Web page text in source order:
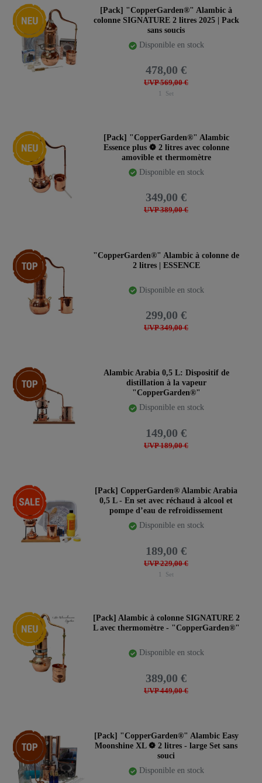
Nouveauté
[Pack] "CopperGarden®" Alambic à
colonne SIGNATURE 2 litres 2025 | Pack
sans soucis
Disponible en stock
UVP 569,00 €
478,00 €
1 Set
Nouveauté
[Pack] "CopperGarden®" Alambic
Essence plus ❁ 2 litres avec colonne
amovible et thermomètre
Disponible en stock
UVP 389,00 €
349,00 €
Article phare
"CopperGarden®" Alambic à colonne de
2 litres | ESSENCE
Disponible en stock
UVP 349,00 €
299,00 €
Article phare
Alambic Arabia 0,5 L: Dispositif de
distillation à la vapeur
"CopperGarden®"
Disponible en stock
UVP 189,00 €
149,00 €
-17%
[Pack] CopperGarden® Alambic Arabia
0,5 L - En set avec réchaud à alcool et
pompe d’eau de refroidissement
Disponible en stock
UVP 229,00 €
189,00 €
1 Set
Nouveauté
[Pack] Alambic à colonne SIGNATURE 2
L avec thermomètre - "CopperGarden®"
Disponible en stock
UVP 449,00 €
389,00 €
Article phare
[Pack] "CopperGarden®" Alambic Easy
Moonshine XL ❁ 2 litres - large Set sans
souci
Disponible en stock